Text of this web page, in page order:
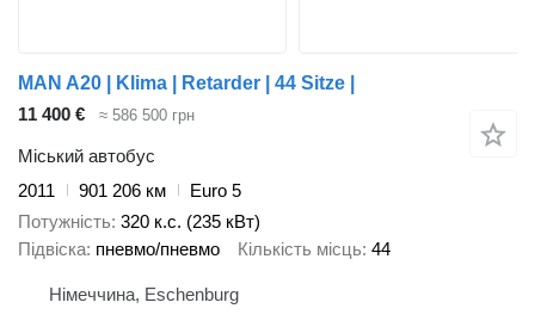
MAN A20 | Klima | Retarder | 44 Sitze |
11 400 €
≈ 586 500 грн
Міський автобус
2011
901 206 км
Euro 5
Потужність 320 к.с. (235 кВт)
Підвіска пневмо/пневмо Кількість місць 44
Німеччина, Eschenburg